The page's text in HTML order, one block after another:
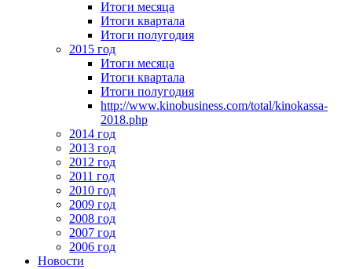
Итоги месяца
Итоги квартала
Итоги полугодия
2015 год
Итоги месяца
Итоги квартала
Итоги полугодия
http://www.kinobusiness.com/total/kinokassa-
2018.php
2014 год
2013 год
2012 год
2011 год
2010 год
2009 год
2008 год
2007 год
2006 год
Новости